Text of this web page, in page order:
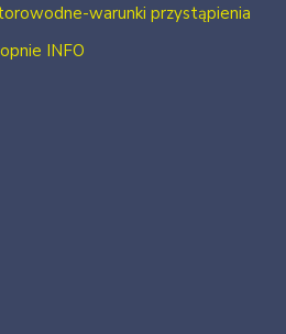
warunki przystąpienia
INFO